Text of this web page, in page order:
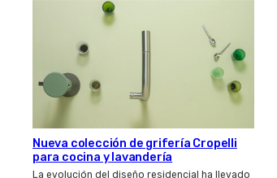
Nueva colección de grifería Cropelli
para cocina y lavandería
La evolución del diseño residencial ha llevado